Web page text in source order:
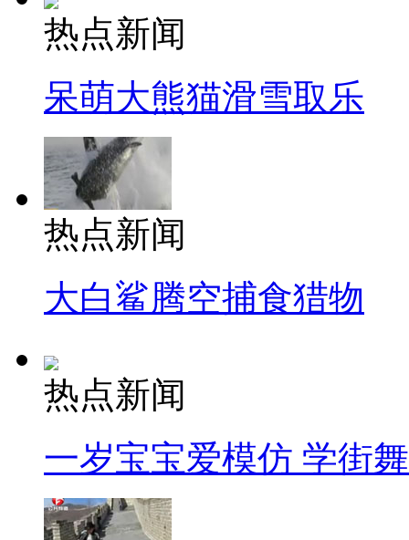
热点新闻
呆萌大熊猫滑雪取乐
热点新闻
大白鲨腾空捕食猎物
热点新闻
一岁宝宝爱模仿 学街